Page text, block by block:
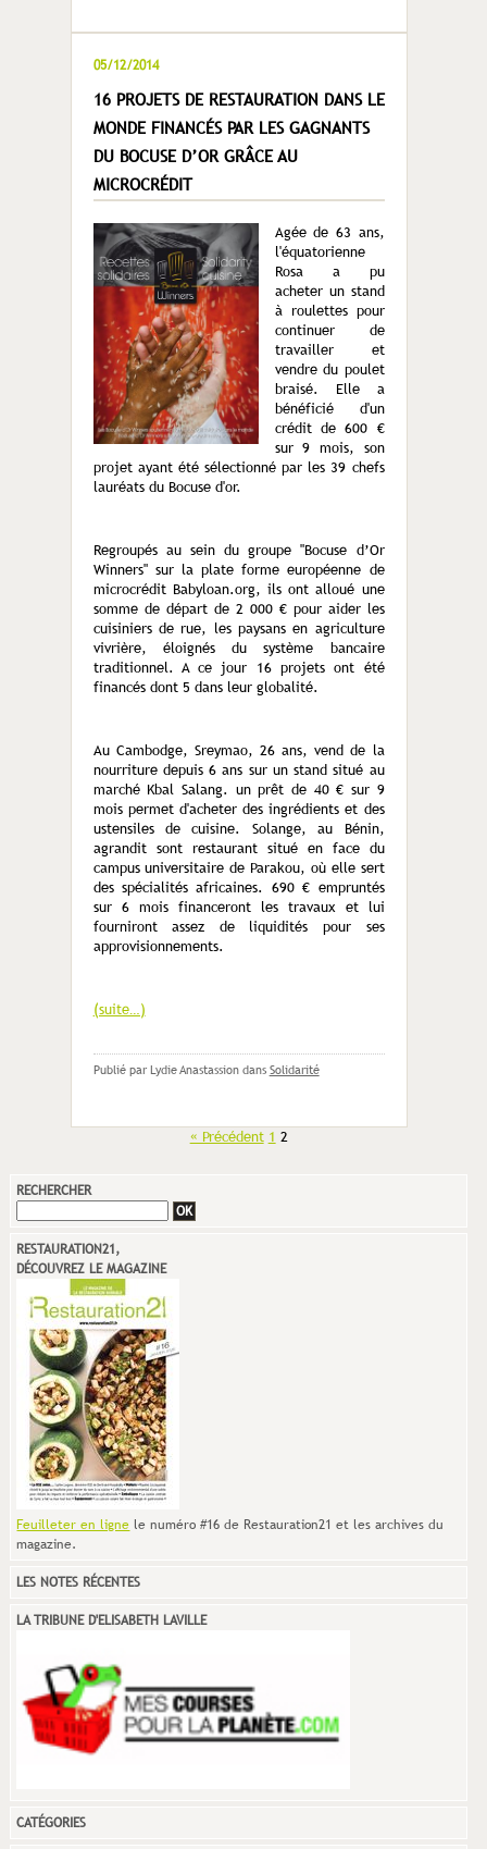
05/12/2014
16 PROJETS DE RESTAURATION DANS LE
MONDE FINANCÉS PAR LES GAGNANTS
DU BOCUSE D’OR GRÂCE AU
MICROCRÉDIT
Agée de 63 ans,
l'équatorienne
Rosa a pu
acheter un stand
à roulettes pour
continuer de
travailler et
vendre du poulet
braisé. Elle a
bénéficié d'un
crédit de 600 €
sur 9 mois, son
projet ayant été sélectionné par les 39 chefs
lauréats du Bocuse d'or.
Regroupés au sein du groupe "Bocuse d’Or
Winners" sur la plate forme européenne de
microcrédit Babyloan.org, ils ont alloué une
somme de départ de 2 000 € pour aider les
cuisiniers de rue, les paysans en agriculture
vivrière, éloignés du système bancaire
traditionnel. A ce jour 16 projets ont été
financés dont 5 dans leur globalité.
Au Cambodge, Sreymao, 26 ans, vend de la
nourriture depuis 6 ans sur un stand situé au
marché Kbal Salang. un prêt de 40 € sur 9
mois permet d'acheter des ingrédients et des
ustensiles de cuisine. Solange, au Bénin,
agrandit sont restaurant situé en face du
campus universitaire de Parakou, où elle sert
des spécialités africaines. 690 € empruntés
sur 6 mois financeront les travaux et lui
fourniront assez de liquidités pour ses
approvisionnements.
(suite…)
Publié par Lydie Anastassion dans Solidarité
« Précédent 1 2
RECHERCHER
RESTAURATION21,
DÉCOUVREZ LE MAGAZINE
Feuilleter en ligne le numéro #16 de Restauration21 et les archives du
magazine.
LES NOTES RÉCENTES
LA TRIBUNE D'ELISABETH LAVILLE
CATÉGORIES